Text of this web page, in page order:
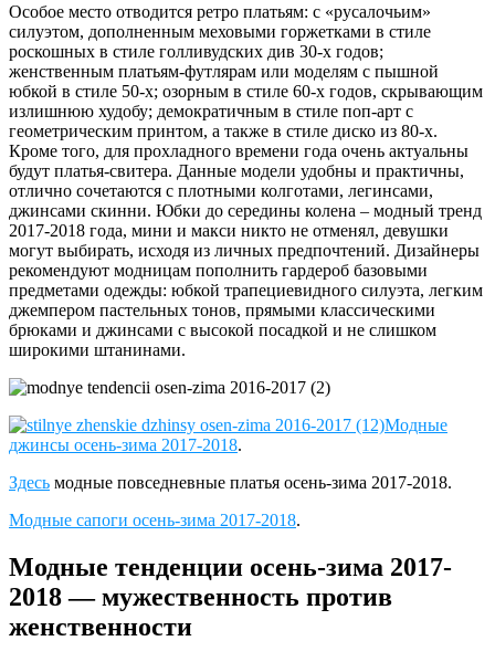
Особое место отводится ретро платьям: с «русалочьим»
силуэтом, дополненным меховыми горжетками в стиле
роскошных в стиле голливудских див 30-х годов;
женственным платьям-футлярам или моделям с пышной
юбкой в стиле 50-х; озорным в стиле 60-х годов, скрывающим
излишнюю худобу; демократичным в стиле поп-арт с
геометрическим принтом, а также в стиле диско из 80-х.
Кроме того, для прохладного времени года очень актуальны
будут платья-свитера. Данные модели удобны и практичны,
отлично сочетаются с плотными колготами, легинсами,
джинсами скинни. Юбки до середины колена – модный тренд
2017-2018 года, мини и макси никто не отменял, девушки
могут выбирать, исходя из личных предпочтений. Дизайнеры
рекомендуют модницам пополнить гардероб базовыми
предметами одежды: юбкой трапециевидного силуэта, легким
джемпером пастельных тонов, прямыми классическими
брюками и джинсами с высокой посадкой и не слишком
широкими штанинами.
Модные
джинсы осень-зима 2017-2018.
Здесь модные повседневные платья осень-зима 2017-2018.
Модные сапоги осень-зима 2017-2018.
Модные тенденции осень-зима 2017-
2018 — мужественность против
женственности